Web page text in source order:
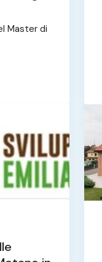
Master di